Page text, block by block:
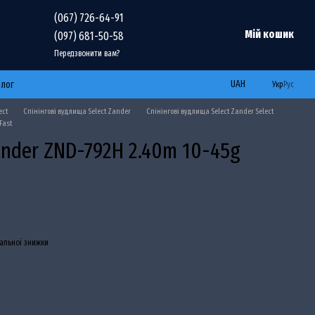
(067) 726-64-91
(097) 681-50-58
Передзвонити вам?
Мій кошик
UAH Укр Рус
Спінінгові вудлища Select Zander
Спінінгові вудлища Select Zander Select
ZND-792H 2.40m 10-45g
знижки